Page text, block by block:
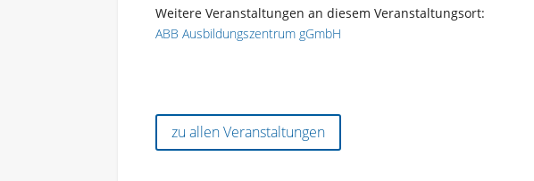
Weitere Veranstaltungen an diesem Veranstaltungsort:
ABB Ausbildungszentrum gGmbH
zu allen Veranstaltungen